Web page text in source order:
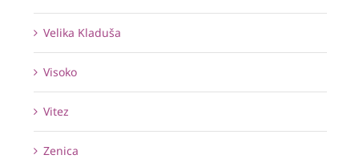
Velika Kladuša
Visoko
Vitez
Zenica